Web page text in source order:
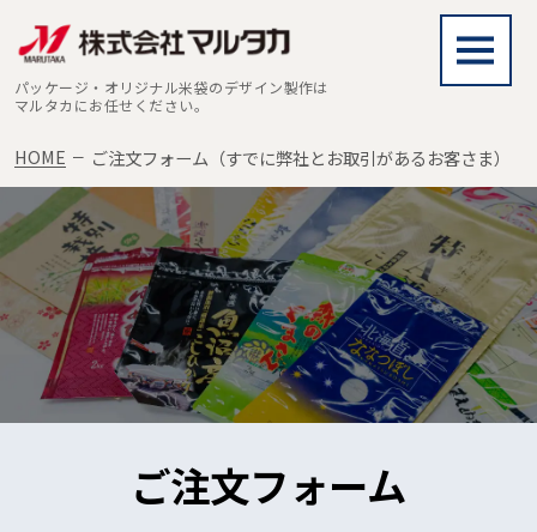
パッケージ・オリジナル米袋のデザイン製作は
マルタカにお任せください。
HOME ご注文フォーム（すでに弊社とお取引があるお客さま）
ご注文フォーム